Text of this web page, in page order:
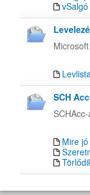
SCH
Mire